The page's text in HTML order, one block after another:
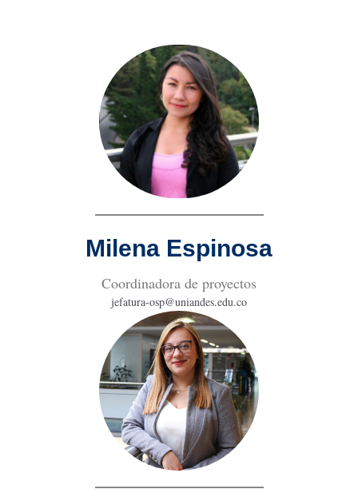
Milena Espinosa
Coordinadora de proyectos
jefatura-osp@uniandes.edu.co